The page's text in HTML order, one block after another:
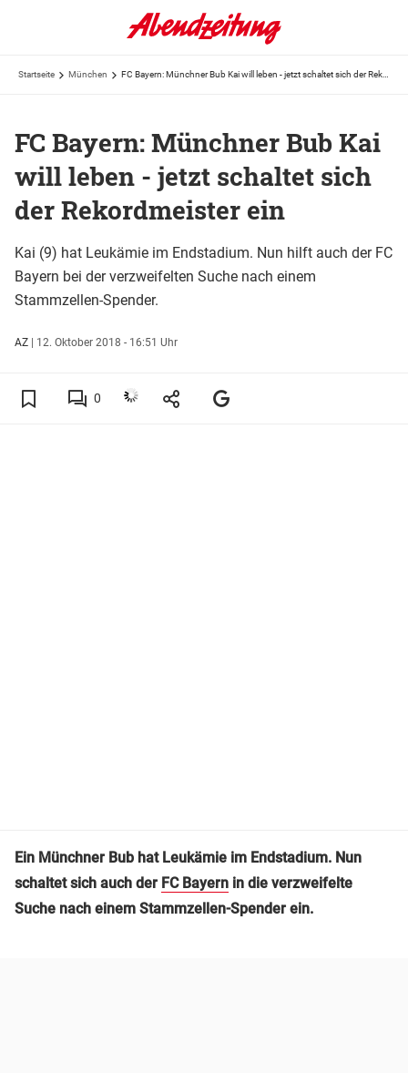
Startseite München
FC Bayern: Münchner Bub Kai
will leben - jetzt schaltet sich
der Rekordmeister ein
Kai (9) hat Leukämie im Endstadium. Nun hilft auch der FC
Bayern bei der verzweifelten Suche nach einem
Stammzellen-Spender.
AZ | 12. Oktober 2018 - 16:51 Uhr
0
Ein Münchner Bub hat Leukämie im Endstadium. Nun
schaltet sich auch der FC Bayern in die verzweifelte
Suche nach einem Stammzellen-Spender ein.